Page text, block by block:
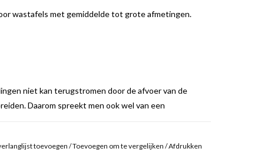
wastafels met gemiddelde tot grote afmetingen.
niet kan terugstromen door de afvoer van de
Daarom spreekt men ook wel van een
toevoegen /Toevoegen om te vergelijken /Afdrukken